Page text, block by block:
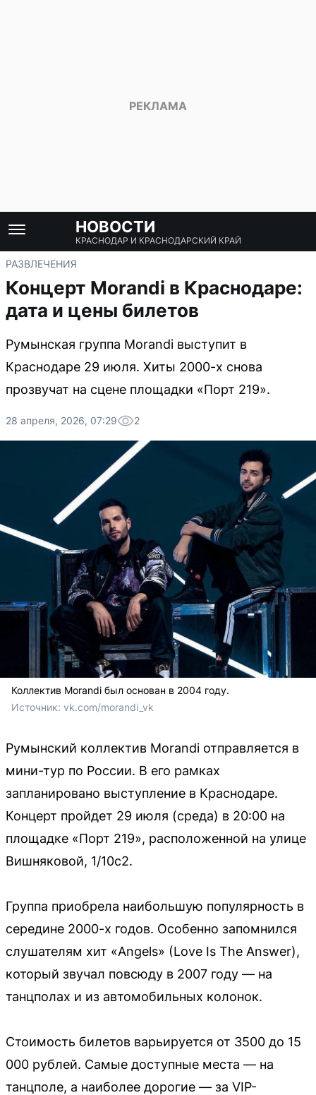
НОВОСТИ
КРАСНОДАР И КРАСНОДАРСКИЙ КРАЙ
РАЗВЛЕЧЕНИЯ
Концерт Morandi в Краснодаре:
дата и цены билетов
Румынская группа Morandi выступит в
Краснодаре 29 июля. Хиты 2000-х снова
прозвучат на сцене площадки «Порт 219».
28 апреля, 2026, 07:29 2
Коллектив Morandi был основан в 2004 году.
Источник: vk.com/morandi_vk
Румынский коллектив Morandi отправляется в
мини-тур по России. В его рамках
запланировано выступление в Краснодаре.
Концерт пройдет 29 июля (среда) в 20:00 на
площадке «Порт 219», расположенной на улице
Вишняковой, 1/10с2.
Группа приобрела наибольшую популярность в
середине 2000-х годов. Особенно запомнился
слушателям хит «Angels» (Love Is The Answer),
который звучал повсюду в 2007 году — на
танцполах и из автомобильных колонок.
Стоимость билетов варьируется от 3500 до 15
000 рублей. Самые доступные места — на
танцполе, а наиболее дорогие — за VIP-